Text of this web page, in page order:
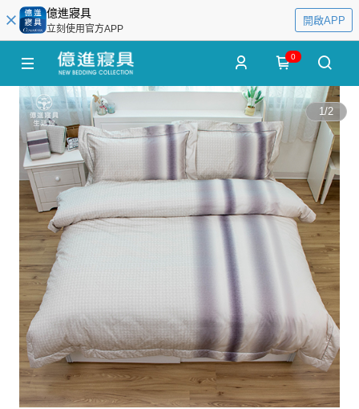
億進寢具
立刻使用官方APP
開啟APP
0
1/2